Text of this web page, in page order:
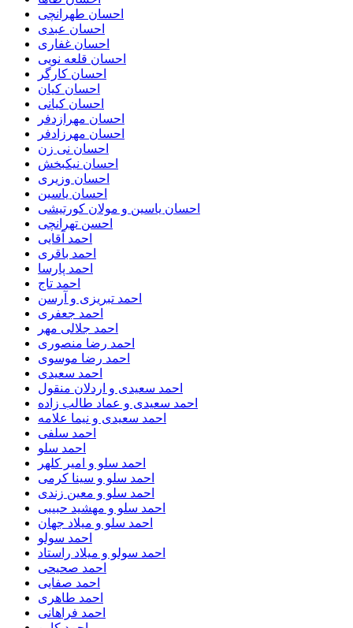
احسان طهرانچی
احسان عبدی
احسان غفاری
احسان قلعه نویی
احسان کارگر
احسان کیان
احسان کیانی
احسان مهرازدفر
احسان مهرزادفر
احسان نی زن
احسان نیکبخش
احسان وزیری
احسان یاسین
احسان یاسین و مولان کورتیشی
احسن تهرانچی
احمد آقایی
احمد باقری
احمد پارسا
احمد تاج
احمد تبریزی و آرسن
احمد جعفری
احمد جلالی مهر
احمد رضا منصوری
احمد رضا موسوی
احمد سعیدی
احمد سعیدی و اردلان منقول
احمد سعیدی و عماد طالب زاده
احمد سعیدی و نیما علامه
احمد سلفی
احمد سلو
احمد سلو و امیر کلهر
احمد سلو و سینا کرمی
احمد سلو و معین زندی
احمد سلو و مهشید حبیبی
احمد سلو و میلاد جهان
احمد سولو
احمد سولو و میلاد راستاد
احمد صحیحی
احمد صفایی
احمد طاهری
احمد فراهانی